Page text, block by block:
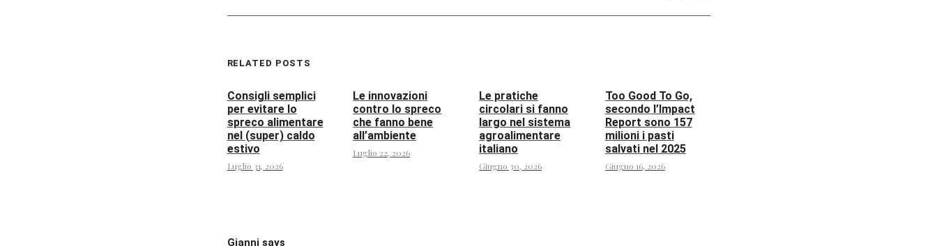
RELATED POSTS
Consigli semplici
per evitare lo
spreco alimentare
nel (super) caldo
estivo
Luglio 31, 2026
Le innovazioni
contro lo spreco
che fanno bene
all’ambiente
Luglio 22, 2026
Le pratiche
circolari si fanno
largo nel sistema
agroalimentare
italiano
Giugno 30, 2026
Too Good To Go,
secondo l’Impact
Report sono 157
milioni i pasti
salvati nel 2025
Giugno 16, 2026
Gianni says